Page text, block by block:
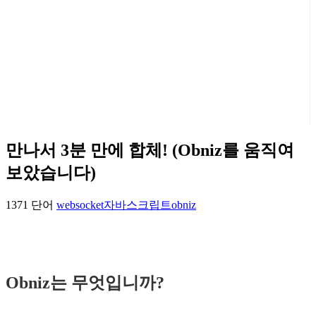
만나서 3분 만에 합체! (Obniz를 움직여
보았습니다)
1371 단어 websocket자바스크립트obniz
Obniz는 무엇입니까?